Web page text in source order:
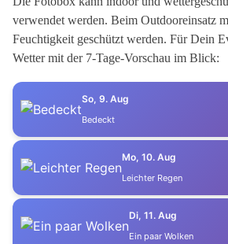
verwendet werden. Beim Outdooreinsatz
Feuchtigkeit geschützt werden. Für Dein
Wetter mit der 7-Tage-Vorschau im Blick:
So, 9. Aug
Bedeckt
Mo, 10. Aug
Leichter Regen
Di, 11. Aug
Ein paar Wolken